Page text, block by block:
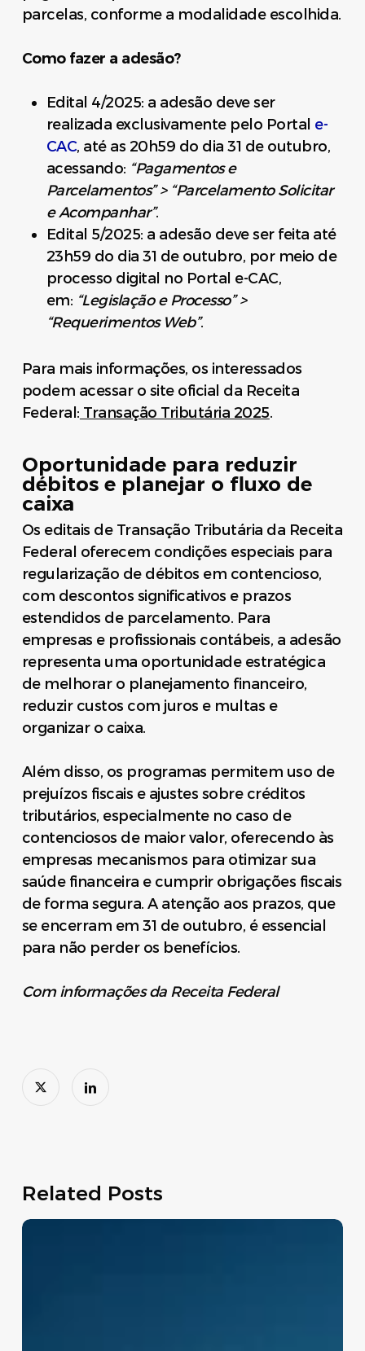
parcelas, conforme a modalidade escolhida.
Como fazer a adesão?
Edital 4/2025: a adesão deve ser
realizada exclusivamente pelo Portal e-
CAC, até as 20h59 do dia 31 de outubro,
acessando: “Pagamentos e
Parcelamentos” > “Parcelamento Solicitar
e Acompanhar”.
Edital 5/2025: a adesão deve ser feita até
23h59 do dia 31 de outubro, por meio de
processo digital no Portal e-CAC,
em: “Legislação e Processo” >
“Requerimentos Web”.
Para mais informações, os interessados
podem acessar o site oficial da Receita
Federal: Transação Tributária 2025.
Oportunidade para reduzir
débitos e planejar o fluxo de
caixa
Os editais de Transação Tributária da Receita
Federal oferecem condições especiais para
regularização de débitos em contencioso,
com descontos significativos e prazos
estendidos de parcelamento. Para
empresas e profissionais contábeis, a adesão
representa uma oportunidade estratégica
de melhorar o planejamento financeiro,
reduzir custos com juros e multas e
organizar o caixa.
Além disso, os programas permitem uso de
prejuízos fiscais e ajustes sobre créditos
tributários, especialmente no caso de
contenciosos de maior valor, oferecendo às
empresas mecanismos para otimizar sua
saúde financeira e cumprir obrigações fiscais
de forma segura. A atenção aos prazos, que
se encerram em 31 de outubro, é essencial
para não perder os benefícios.
Com informações da Receita Federal
Related Posts
Move